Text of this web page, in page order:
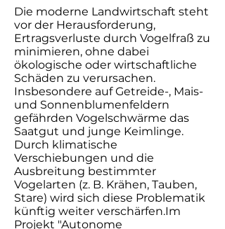
Die moderne Landwirtschaft steht
vor der Herausforderung,
Ertragsverluste durch Vogelfraß zu
minimieren, ohne dabei
ökologische oder wirtschaftliche
Schäden zu verursachen.
Insbesondere auf Getreide-, Mais-
und Sonnenblumenfeldern
gefährden Vogelschwärme das
Saatgut und junge Keimlinge.
Durch klimatische
Verschiebungen und die
Ausbreitung bestimmter
Vogelarten (z. B. Krähen, Tauben,
Stare) wird sich diese Problematik
künftig weiter verschärfen.Im
Projekt "Autonome